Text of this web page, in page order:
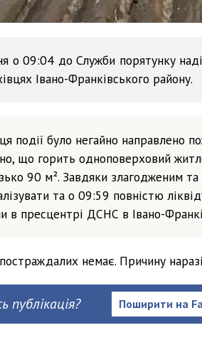
о 09:04 до Служби порятунку
Івано-Франківського району.
події було негайно направлено
що горить одноповерховий
90 м². Завдяки злагодженим
та о 09:59 повністю
в пресцентрі ДСНС в Івано-
немає. Причину
публікація? Поширити на